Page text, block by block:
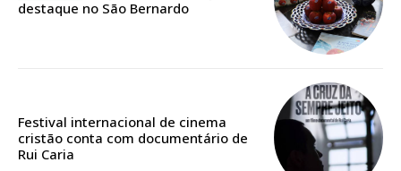
destaque no São Bernardo
Festival internacional de cinema
cristão conta com documentário de
Rui Caria